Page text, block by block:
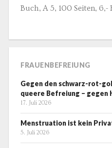
Buch, A 5, 100 Seiten, 6,-
FRAUENBEFREIUNG
Gegen den schwarz-rot-
queere Befreiung – gegen
17. Juli 2026
Menstruation ist kein
5. Juli 2026